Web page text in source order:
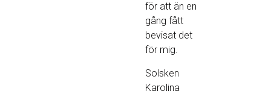
för att än en
gång fått
bevisat det
för mig.
Solsken
Karolina